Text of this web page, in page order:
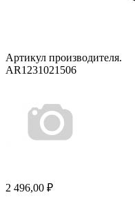
Артикул производителя.
AR1231021506
2 496,00 ₽